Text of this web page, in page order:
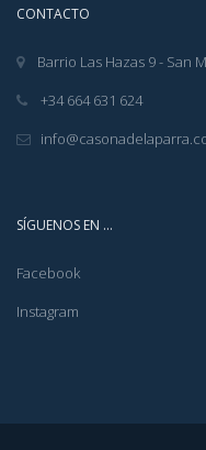
CONTACTO
Barrio Las Hazas 9 - San
+34 664 631 624
SÍGUENOS EN …
Facebook
Instagram